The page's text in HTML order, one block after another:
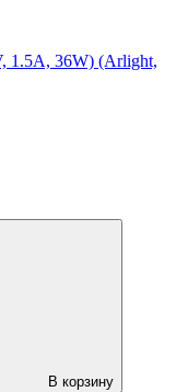
1.5A, 36W) (Arlight,
В корзину